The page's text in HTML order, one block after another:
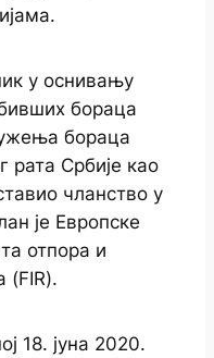
у оснивању
бораца
бораца
рата Србије као
чланство у
је Европске
отпора и
(FIR).
18. јуна 2020.